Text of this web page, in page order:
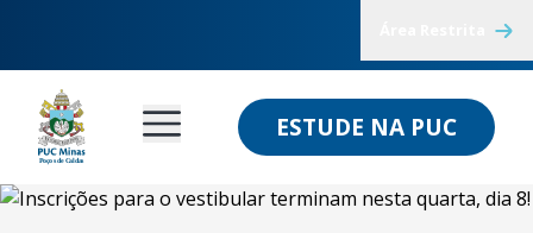
ESTUDE NA PUC